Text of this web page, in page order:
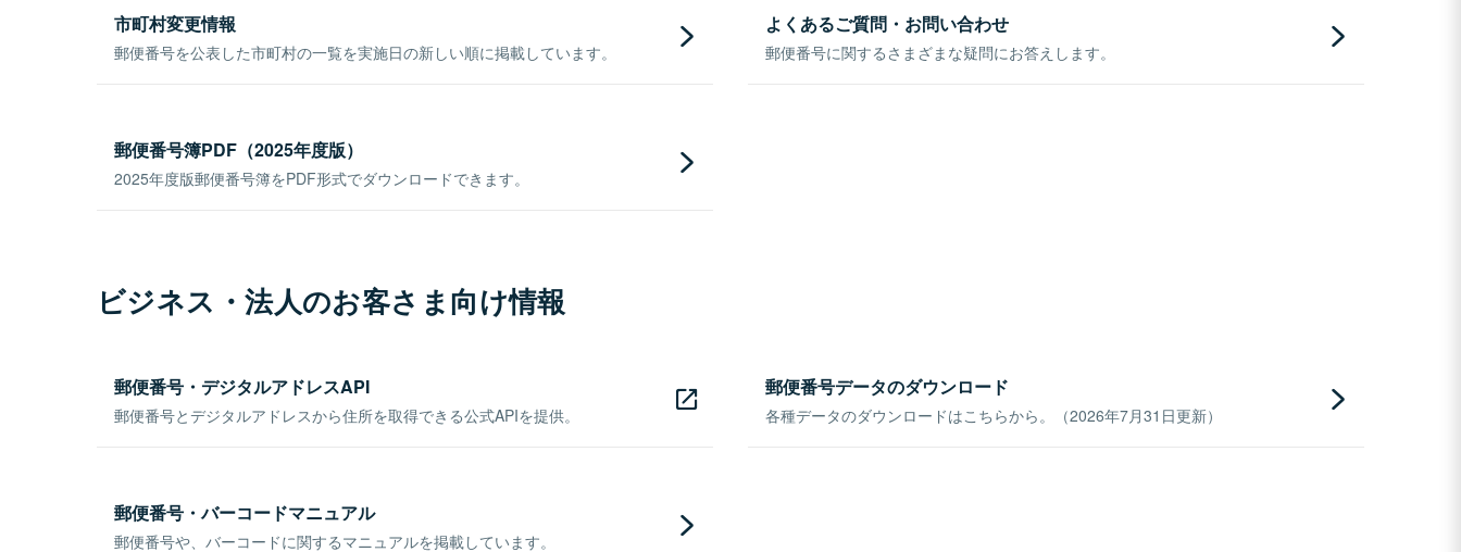
市町村変更情報
郵便番号を公表した市町村の一覧を実施日の新しい順に掲載しています。
よくあるご質問・お問い合わせ
郵便番号に関するさまざまな疑問にお答えします。
郵便番号簿PDF（2025年度版）
2025年度版郵便番号簿をPDF形式でダウンロードできます。
ビジネス・法人のお客さま向け情報
郵便番号・デジタルアドレスAPI
郵便番号とデジタルアドレスから住所を取得できる公式APIを提供。
郵便番号データのダウンロード
各種データのダウンロードはこちらから。（2026年7月31日更新）
郵便番号・バーコードマニュアル
郵便番号や、バーコードに関するマニュアルを掲載しています。